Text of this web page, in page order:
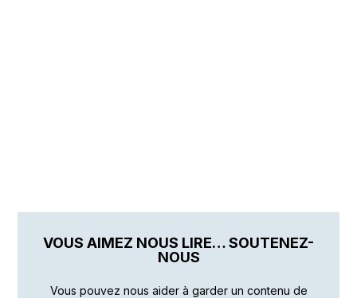
VOUS AIMEZ NOUS LIRE… SOUTENEZ-
NOUS
Vous pouvez nous aider à garder un contenu de